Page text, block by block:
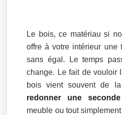
Le bois, ce matériau si
offre à votre intérieur une
sans égal. Le temps
change. Le fait de vouloir
bois vient souvent de
redonner une
meuble ou tout